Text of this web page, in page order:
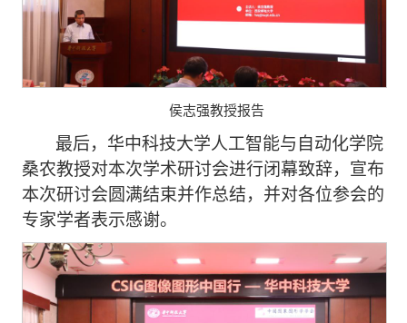
侯志强教授报告
最后，华中科技大学人工智能与自动化学院
桑农教授对本次学术研讨会进行闭幕致辞，宣布
本次研讨会圆满结束并作总结，并对各位参会的
专家学者表示感谢。